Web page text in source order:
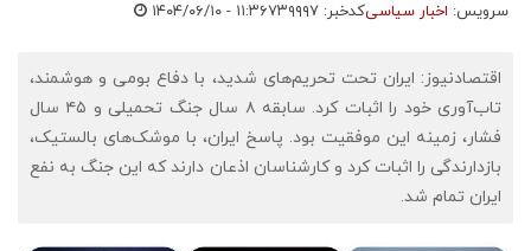
سرویس: اخبار سیاسیکدخبر: ۷۳۹۹۹۷ ۱۴۰۴/۰۶/۱۰ - ۱۱:۳۶
اقتصادنیوز: ایران تحت تحریم‌های شدید، با دفاع بومی و هوشمند،
تاب‌آوری خود را اثبات کرد. سابقه ۸ سال جنگ تحمیلی و ۴۵ سال
فشار، زمینه این موفقیت بود. پاسخ ایران، با موشک‌های بالستیک،
بازدارندگی را اثبات کرد و کارشناسان اذعان دارند که این جنگ به نفع
ایران تمام شد.